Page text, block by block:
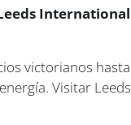
victorianos
Visitar